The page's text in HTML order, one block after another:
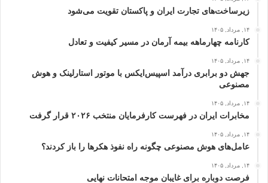
زیرساخت‌های تجارت ایران و پاکستان تقویت می‌شود
۱۴, مرداد, ۱۴۰۵
کارنامه چهارماهه بیمه آرمان در مسیر کیفیت و تعادل
۱۴, مرداد, ۱۴۰۵
جهش دو برابری درآمد اسپیس‌ایکس با موتور استارلینک و هوش
مصنوعی
۱۴, مرداد, ۱۴۰۵
مخابرات ایران در فهرست کارفرمایان منتخب ۲۰۲۶ قرار گرفت
۱۴, مرداد, ۱۴۰۵
عامل‌های هوش مصنوعی چگونه راه نفوذ هکرها را باز کردند؟
۱۴, مرداد, ۱۴۰۵
فرصت دوباره برای غایبان موجه امتحانات نهایی